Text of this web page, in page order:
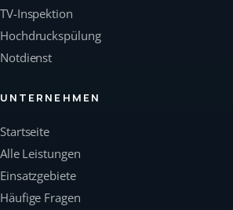
TV-Inspektion
Hochdruckspülung
Notdienst
UNTERNEHMEN
Startseite
Alle Leistungen
Einsatzgebiete
Häufige Fragen